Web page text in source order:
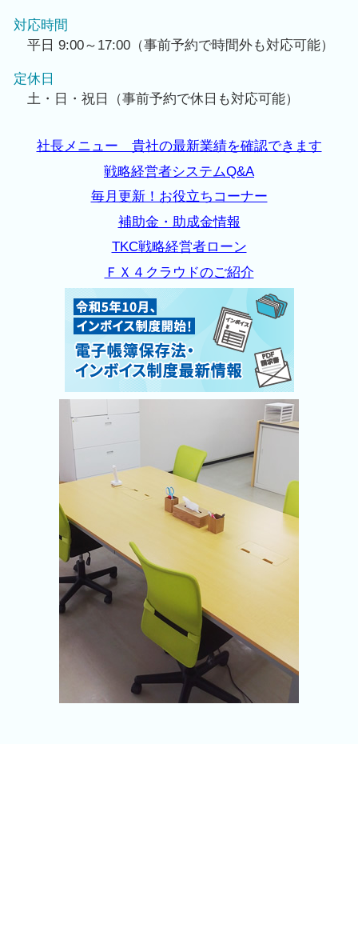
対応時間
平日 9:00～17:00（事前予約で時間外も対応可能）
定休日
土・日・祝日（事前予約で休日も対応可能）
社長メニュー 貴社の最新業績を確認できます
戦略経営者システムQ&A
毎月更新！お役立ちコーナー
補助金・助成金情報
TKC戦略経営者ローン
ＦＸ４クラウドのご紹介